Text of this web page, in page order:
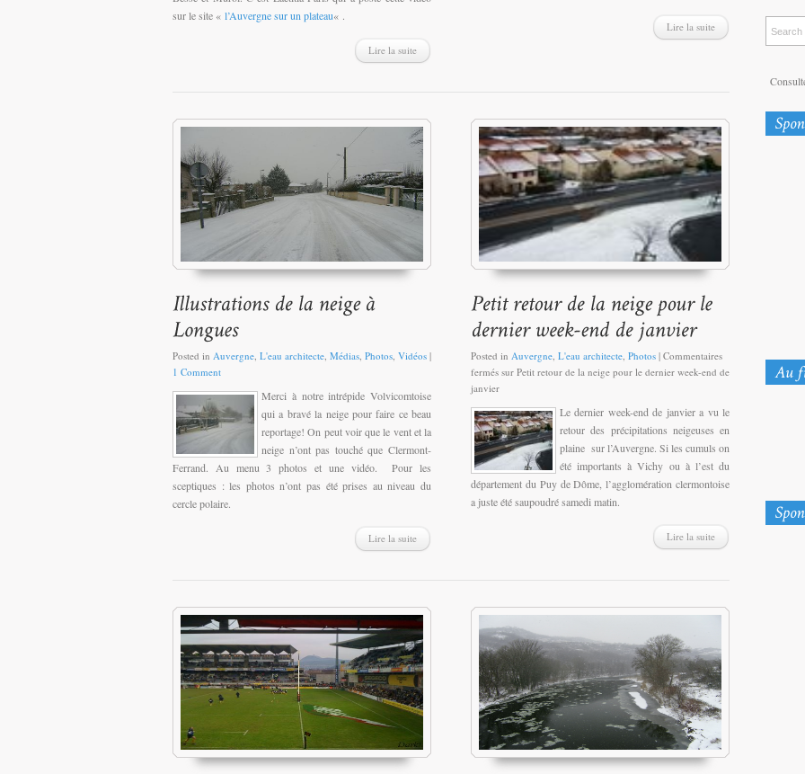
sur le site « l’Auvergne sur un plateau« .
Lire la suite
Lire la suite
Posted in Auvergne L'eau architecte Médias Photos Vidéos |
1 Comment
Merci à notre intrépide Volvicomtoise
qui a bravé la neige pour faire ce beau
reportage! On peut voir que le vent et la
neige n’ont pas touché que Clermont-
Ferrand. Au menu 3 photos et une vidéo. Pour les
sceptiques : les photos n’ont pas été prises au niveau du
cercle polaire.
Lire la suite
Posted in Auvergne L'eau architecte Photos | Commentaires
fermés sur Petit retour de la neige pour le dernier week-end de
janvier
Le dernier week-end de janvier a vu le
retour des précipitations neigeuses en
plaine sur l’Auvergne. Si les cumuls on
été importants à Vichy ou à l’est du
département du Puy de Dôme, l’agglomération clermontoise
a juste été saupoudré samedi matin.
Lire la suite